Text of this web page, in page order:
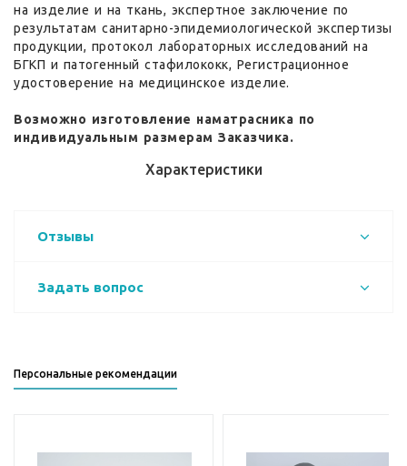
на изделие и на ткань, экспертное заключение по
результатам санитарно-эпидемиологической экспертизы
продукции, протокол лабораторных исследований на
БГКП и патогенный стафилококк, Регистрационное
удостоверение на медицинское изделие.
Возможно изготовление наматрасника по
индивидуальным размерам Заказчика.
Характеристики
Отзывы
Задать вопрос
Персональные рекомендации